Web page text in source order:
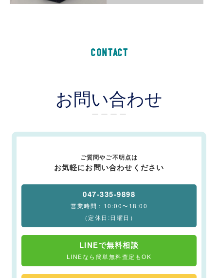
CONTACT
お問い合わせ
ー ー ー ー
ご質問やご不明点は
お気軽にお問い合わせください
047-335-9898
営業時間：10:00〜18:00
（定休日:日曜日）
LINEで無料相談
LINEなら簡単無料査定もOK